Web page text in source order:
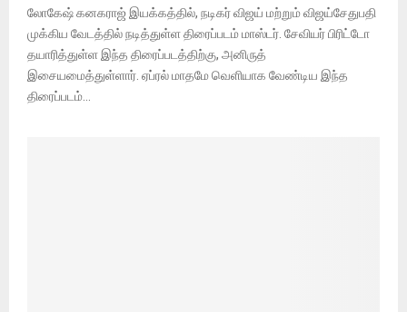
லோகேஷ் கனகராஜ் இயக்கத்தில், நடிகர் விஜய் மற்றும் விஜய்சேதுபதி
முக்கிய வேடத்தில் நடித்துள்ள திரைப்படம் மாஸ்டர். சேவியர் பிரிட்டோ
தயாரித்துள்ள இந்த திரைப்படத்திற்கு, அனிருத்
இசையமைத்துள்ளார். ஏப்ரல் மாதமே வெளியாக வேண்டிய இந்த
திரைப்படம்...